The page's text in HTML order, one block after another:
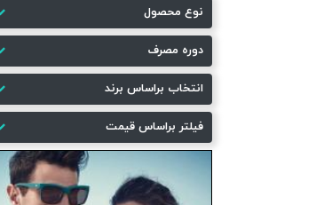
نوع محصول
دوره مصرف
انتخاب براساس برند
فیلتر براساس قیمت